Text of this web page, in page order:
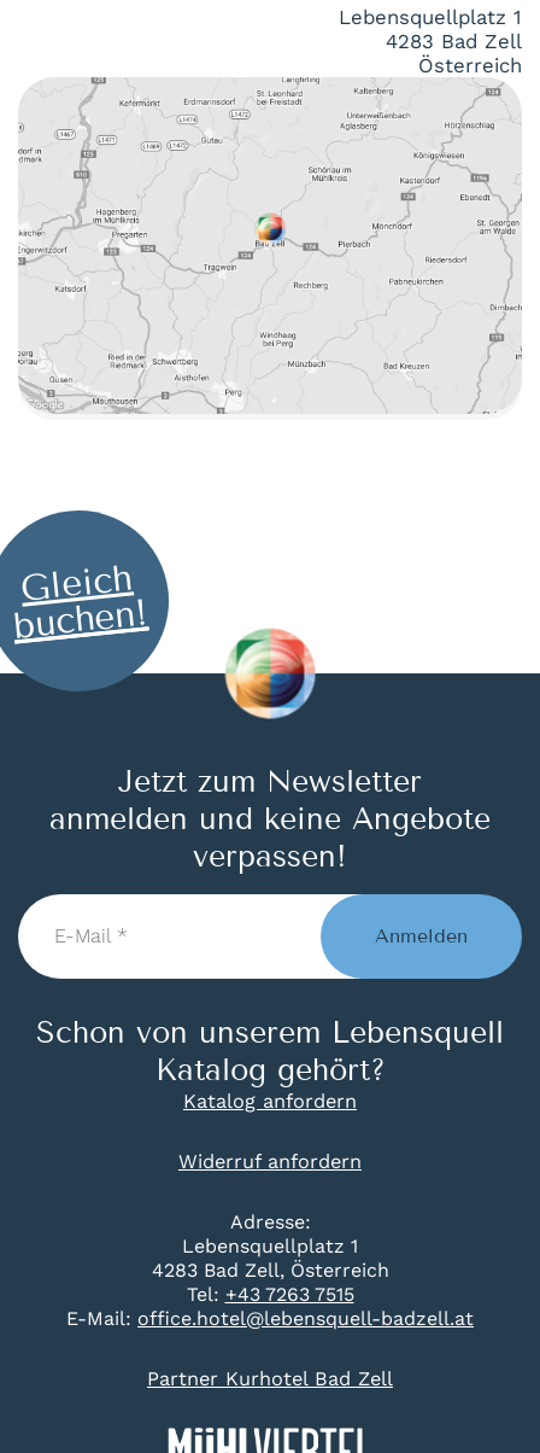
Lebensquellplatz 1
4283 Bad Zell
Österreich
Gleich
buchen!
Adresse:
Lebensquellplatz 1
4283 Bad Zell, Österreich
Tel: +43 7263 7515
E-Mail: office.hotel@lebensquell-badzell.at
Partner Kurhotel Bad Zell
Jetzt zum Newsletter
anmelden und keine Angebote
verpassen!
E-
Mail
*
Anmelden
Schon von unserem Lebensquell
Katalog gehört?
Katalog anfordern
Widerruf anfordern